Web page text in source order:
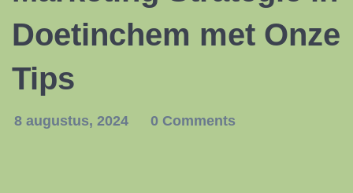
Doetinchem met Onze
Tips
8 augustus, 2024 0 Comments